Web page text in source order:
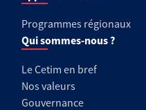
Programmes régionaux
Qui sommes-nous ?
Le Cetim en bref
Nos valeurs
Gouvernance